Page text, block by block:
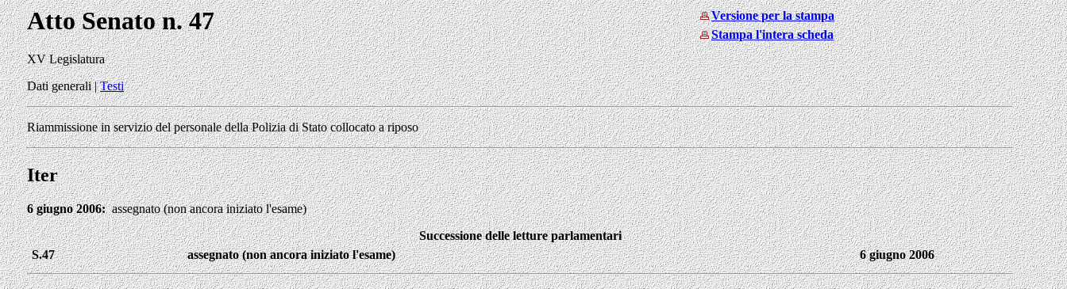
Atto Senato n. 47
XV Legislatura
Versione per la stampa
Stampa l'intera scheda
Dati generali | Testi
Riammissione in servizio del personale della Polizia di Stato collocato a riposo
Iter
6 giugno 2006:assegnato (non ancora iniziato l'esame)
Successione delle letture parlamentari
S.47
assegnato (non ancora iniziato l'esame) 6 giugno 2006